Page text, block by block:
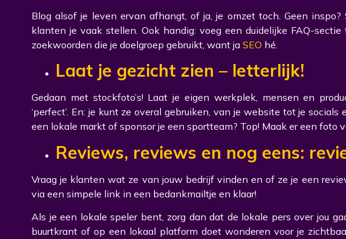
Blog alsof je leven ervan afhangt, of ja, je omzet toch. Geen
klanten je vaak stellen. Ook handig: voeg een duidelijke FAQ-
zoekwoorden die je doelgroep gebruikt, want ja SEO hé.
Laat je gezicht zien – letterlijk!
Gedaan met stockfoto’s! Laat je eigen werkplek, mensen en
‘perfect’. En: je kunt ze overal gebruiken, van je website tot je
een lokale markt of sponsor je een sportteam? Top! Maak er een foto
Reviews, reviews en nog eens:
Vraag je klanten wat ze van jouw bedrijf vinden en of ze je een
via een simpele link in een bedankmailtje en klaar!
Als je een lokale speler bent, zorg dan dat de lokale pers over jou
buurtkrant of op een lokaal platform doet wonderen voor je